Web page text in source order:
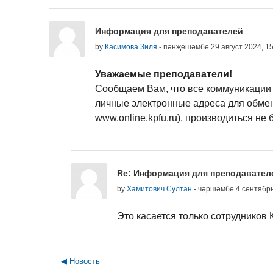
Информация для преподавателей
by Касимова Зиля - пәнҗешәмбе 29 август 2024,
Number of replies: 1
Уважаемые преподаватели!
Сообщаем Вам, что все коммуникации
личные электронные адреса для
www.online.kpfu.ru), производиться
In reply to Касимова Зиля
Re: Информация для
by Хамитович Султан - чәршәмбе 4
Это касается только сотрудников
◀︎ Новость